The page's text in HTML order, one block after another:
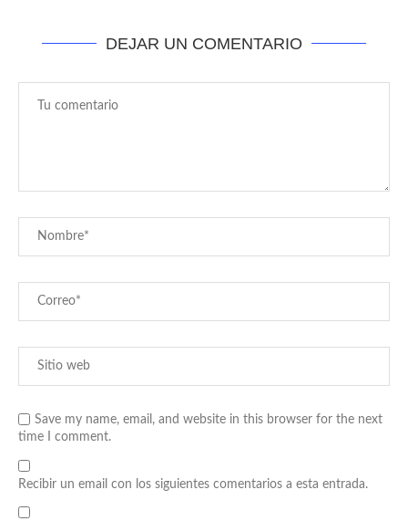
DEJAR UN COMENTARIO
Save my name, email, and website in this browser for the next
time I comment.
Recibir un email con los siguientes comentarios a esta entrada.